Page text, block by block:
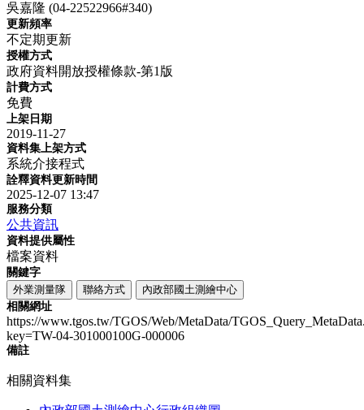
吳嘉隆 (04-22522966#340)
更新頻率
不定期更新
授權方式
政府資料開放授權條款-第1版
計費方式
免費
上架日期
2019-11-27
資料集上架方式
系統介接程式
詮釋資料更新時間
2025-12-07 13:47
服務分類
公共資訊
資料提供屬性
檔案資料
關鍵字
外業測量隊
聯絡方式
內政部國土測繪中心
相關網址
https://www.tgos.tw/TGOS/Web/MetaData/
key=TW-04-301000100G-000006
備註
相關資料集